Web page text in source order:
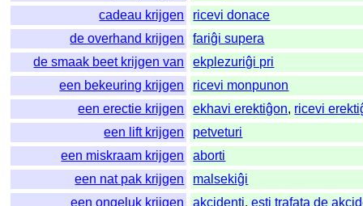
cadeau krijgen
ricevi donace
de overhand krijgen
fariĝi supera
de smaak beet krijgen van
ekplezuriĝi pri
een bekeuring krijgen
ricevi monpunon
een erectie krijgen
ekhavi erektiĝon, ricevi
een lift krijgen
petveturi
een miskraam krijgen
aborti
een nat pak krijgen
malsekiĝi
een ongeluk krijgen
akcidenti,esti trafata de